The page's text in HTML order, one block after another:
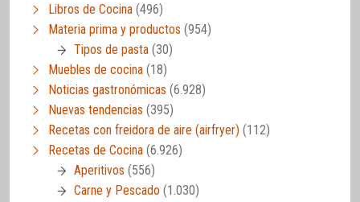
Libros de Cocina (496)
Materia prima y productos (954)
Tipos de pasta (30)
Muebles de cocina (18)
Noticias gastronómicas (6.928)
Nuevas tendencias (395)
Recetas con freidora de aire (airfryer) (112)
Recetas de Cocina (6.926)
Aperitivos (556)
Carne y Pescado (1.030)